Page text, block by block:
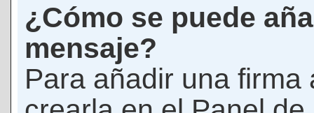
¿Cómo se puede
mensaje?
Para añadir una